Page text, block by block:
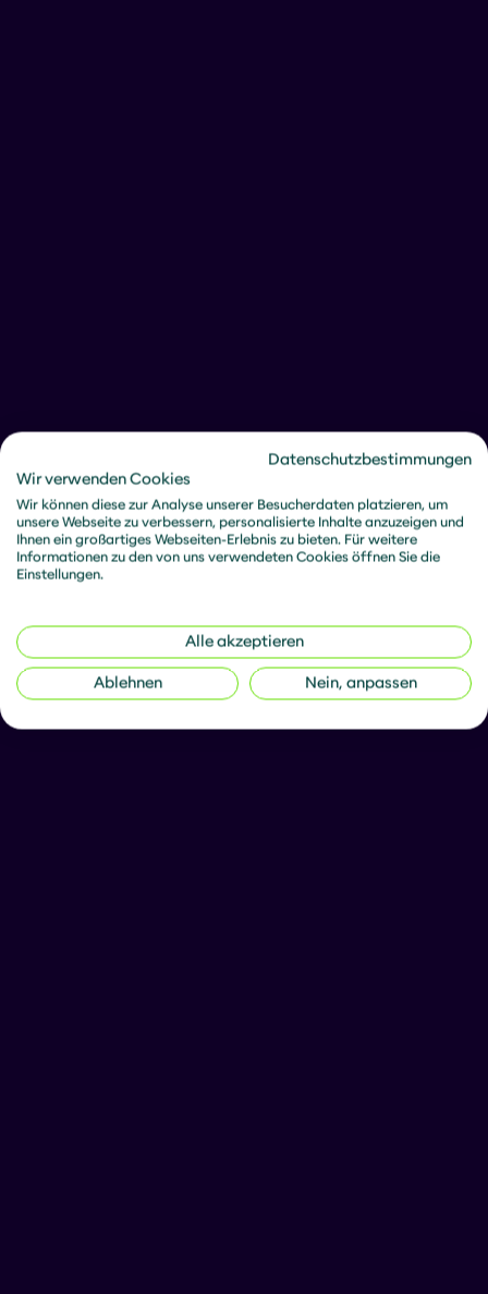
Datenschutzbestimmungen
Wir verwenden Cookies
Wir können diese zur Analyse unserer Besucherdaten platzieren, um
unsere Webseite zu verbessern, personalisierte Inhalte anzuzeigen und
Ihnen ein großartiges Webseiten-Erlebnis zu bieten. Für weitere
Informationen zu den von uns verwendeten Cookies öffnen Sie die
Einstellungen.
Alle akzeptieren
Ablehnen Nein, anpassen